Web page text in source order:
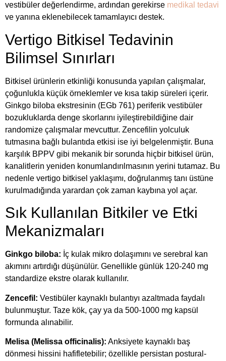
vestibüler değerlendirme, ardından gerekirse medikal tedavi
ve yanına eklenebilecek tamamlayıcı destek.
Vertigo Bitkisel Tedavinin
Bilimsel Sınırları
Bitkisel ürünlerin etkinliği konusunda yapılan çalışmalar,
çoğunlukla küçük örneklemler ve kısa takip süreleri içerir.
Ginkgo biloba ekstresinin (EGb 761) periferik vestibüler
bozukluklarda denge skorlarını iyileştirebildiğine dair
randomize çalışmalar mevcuttur. Zencefilin yolculuk
tutmasına bağlı bulantıda etkisi ise iyi belgelenmiştir. Buna
karşılık BPPV gibi mekanik bir sorunda hiçbir bitkisel ürün,
kanalitlerin yeniden konumlandırılmasının yerini tutamaz. Bu
nedenle vertigo bitkisel yaklaşımı, doğrulanmış tanı üstüne
kurulmadığında yarardan çok zaman kaybına yol açar.
Sık Kullanılan Bitkiler ve Etki
Mekanizmaları
Ginkgo biloba: İç kulak mikro dolaşımını ve serebral kan
akımını artırdığı düşünülür. Genellikle günlük 120-240 mg
standardize ekstre olarak kullanılır.
Zencefil: Vestibüler kaynaklı bulantıyı azaltmada faydalı
bulunmuştur. Taze kök, çay ya da 500-1000 mg kapsül
formunda alınabilir.
Melisa (Melissa officinalis): Anksiyete kaynaklı baş
dönmesi hissini hafifletebilir; özellikle persistan postural-